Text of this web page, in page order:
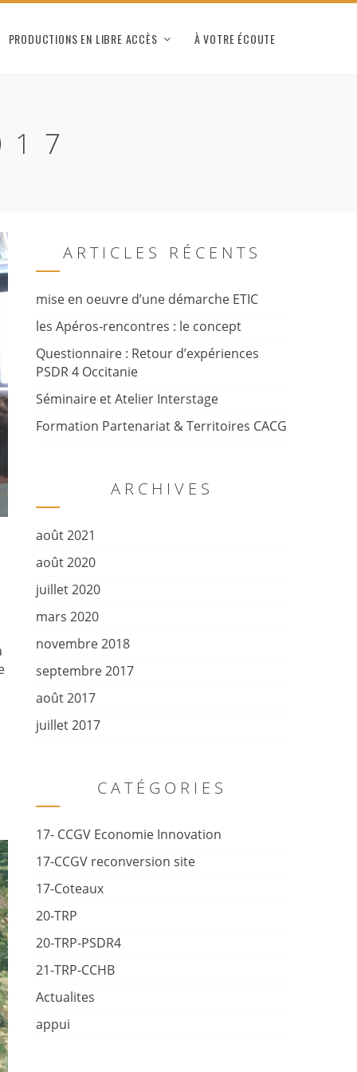
PRODUCTIONS EN LIBRE ACCÈS À VOTRE ÉCOUTE
ARTICLES RÉCENTS
mise en oeuvre d’une démarche ETIC
les Apéros-rencontres : le concept
Questionnaire : Retour d’expériences
PSDR 4 Occitanie
Séminaire et Atelier Interstage
Formation Partenariat & Territoires CACG
ARCHIVES
août 2021
août 2020
juillet 2020
mars 2020
novembre 2018
septembre 2017
août 2017
juillet 2017
CATÉGORIES
17- CCGV Economie Innovation
17-CCGV reconversion site
17-Coteaux
20-TRP
20-TRP-PSDR4
21-TRP-CCHB
Actualites
appui